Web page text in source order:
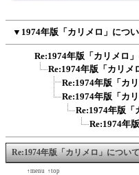
▼ 1974年版「カリメロ」につい
Re:1974年版「カリメロ」
Re:1974年版「カリメ
Re:1974年版「カ
Re:1974年版「カ
Re:1974年版「
Re:1974年
Re:1974年版「カリメロ」につい
↑menu ↑top